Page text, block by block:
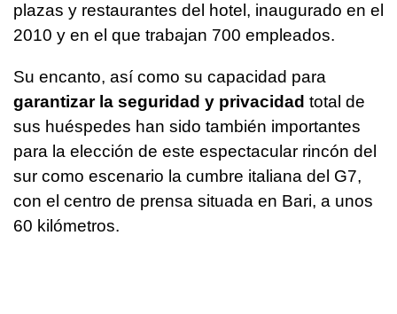
plazas y restaurantes del hotel, inaugurado en el
2010 y en el que trabajan 700 empleados.
Su encanto, así como su capacidad para
garantizar la seguridad y privacidad total de
sus huéspedes han sido también importantes
para la elección de este espectacular rincón del
sur como escenario la cumbre italiana del G7,
con el centro de prensa situada en Bari, a unos
60 kilómetros.